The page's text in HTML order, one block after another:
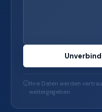
Ihre Daten werden
weitergegeben.